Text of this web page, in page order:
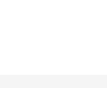
налипания